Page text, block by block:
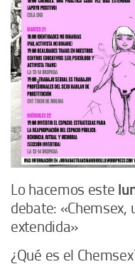
Lo hacemos este
debate: «Chemsex,
extendida»
¿Qué es el